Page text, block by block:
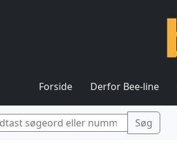
Forside Derfor Bee-line